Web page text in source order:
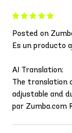
Posted on
Es un producto
AI Translation:
The translation
adjustable and
par Zumba.com